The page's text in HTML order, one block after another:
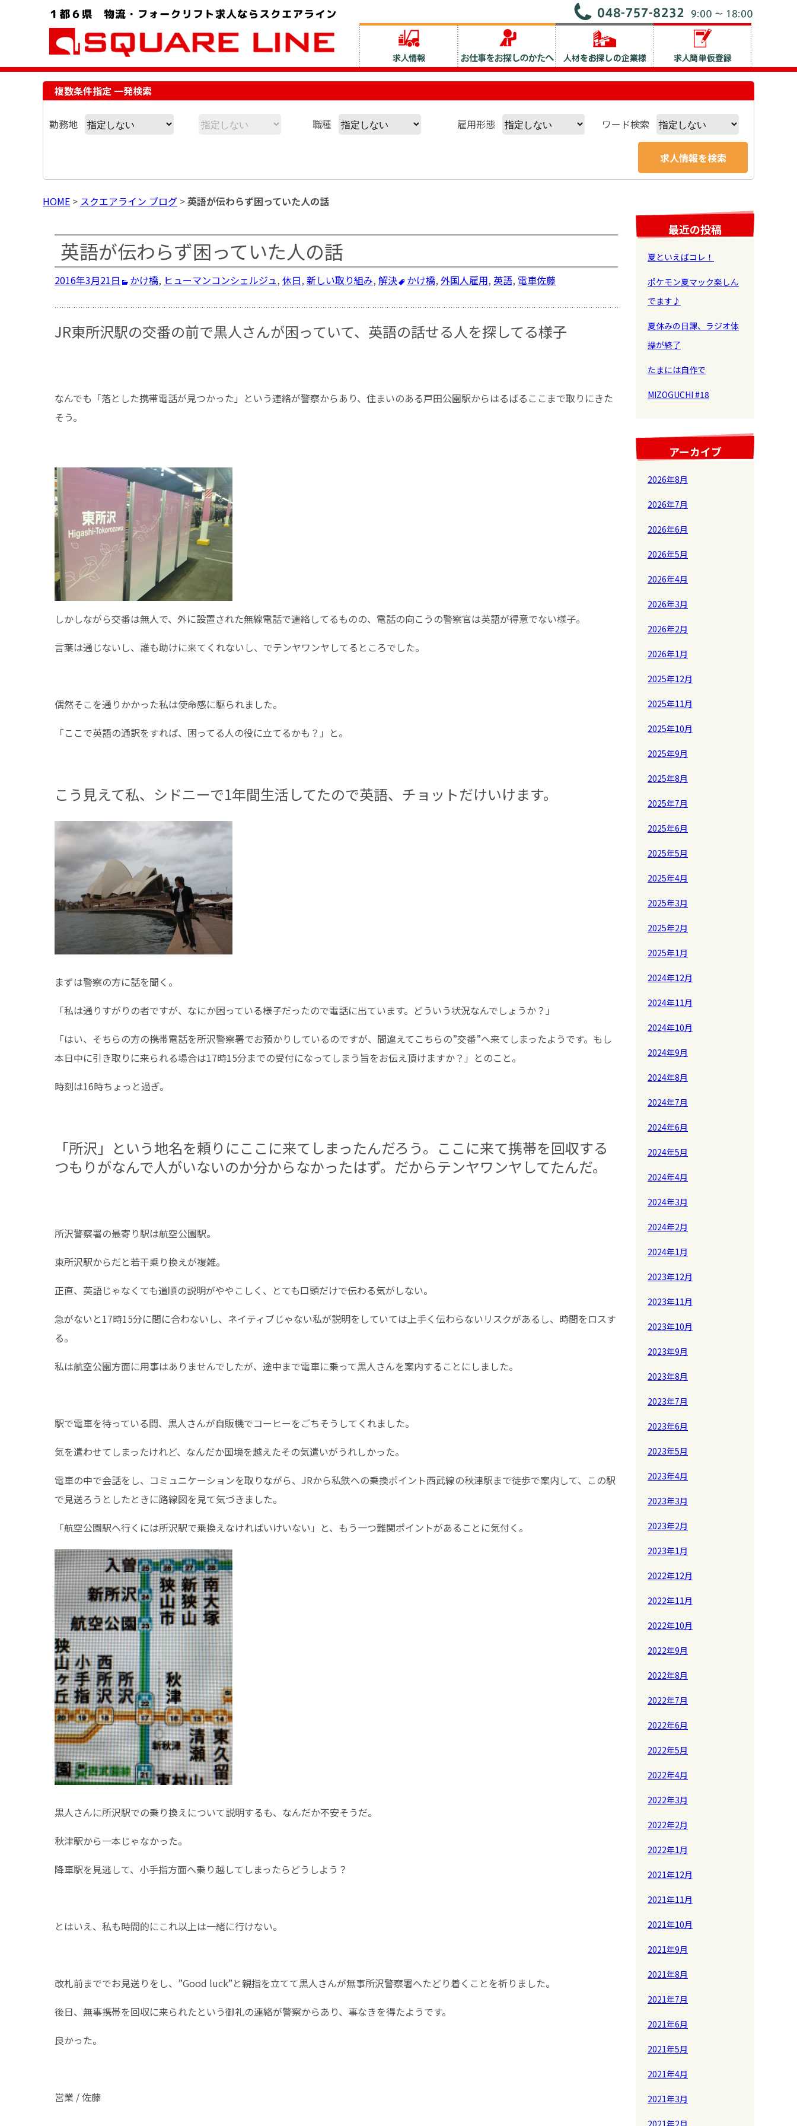
お問い合わせ電話番号：048-757-8232 受付時間 9:00 ～ 18:00
複数条件指定 一発検索
勤務地 職種 雇用形態 ワード検索
HOME > スクエアライン ブログ >英語が伝わらず困っていた人の話
英語が伝わらず困っていた人の話
2016年3月21日 かけ橋, ヒューマンコンシェルジュ, 休日, 新しい取り組み, 解決 かけ橋, 外国人雇用, 英語, 電車佐藤
JR東所沢駅の交番の前で黒人さんが困っていて、英語の話せる人を探してる様子
なんでも「落とした携帯電話が見つかった」という連絡が警察からあり、住まいのある戸田公園駅からはるばるここまで取りにきた
そう。
しかしながら交番は無人で、外に設置された無線電話で連絡してるものの、電話の向こうの警察官は英語が得意でない様子。
言葉は通じないし、誰も助けに来てくれないし、でテンヤワンヤしてるところでした。
偶然そこを通りかかった私は使命感に駆られました。
「ここで英語の通訳をすれば、困ってる人の役に立てるかも？」と。
こう見えて私、シドニーで1年間生活してたので英語、チョットだけいけます。
まずは警察の方に話を聞く。
「私は通りすがりの者ですが、なにか困っている様子だったので電話に出ています。どういう状況なんでしょうか？」
「はい、そちらの方の携帯電話を所沢警察署でお預かりしているのですが、間違えてこちらの”交番”へ来てしまったようです。もし
本日中に引き取りに来られる場合は17時15分までの受付になってしまう旨をお伝え頂けますか？」とのこと。
時刻は16時ちょっと過ぎ。
「所沢」という地名を頼りにここに来てしまったんだろう。ここに来て携帯を回収する
つもりがなんで人がいないのか分からなかったはず。だからテンヤワンヤしてたんだ。
所沢警察署の最寄り駅は航空公園駅。
東所沢駅からだと若干乗り換えが複雑。
正直、英語じゃなくても道順の説明がややこしく、とても口頭だけで伝わる気がしない。
急がないと17時15分に間に合わないし、ネイティブじゃない私が説明をしていては上手く伝わらないリスクがあるし、時間をロスす
る。
私は航空公園方面に用事はありませんでしたが、途中まで電車に乗って黒人さんを案内することにしました。
駅で電車を待っている間、黒人さんが自販機でコーヒーをごちそうしてくれました。
気を遣わせてしまったけれど、なんだか国境を越えたその気遣いがうれしかった。
電車の中で会話をし、コミュニケーションを取りながら、JRから私鉄への乗換ポイント西武線の秋津駅まで徒歩で案内して、この駅
で見送ろうとしたときに路線図を見て気づきました。
「航空公園駅ヘ行くには所沢駅で乗換えなければいけいない」と、もう一つ難関ポイントがあることに気付く。
黒人さんに所沢駅での乗り換えについて説明するも、なんだか不安そうだ。
秋津駅から一本じゃなかった。
降車駅を見逃して、小手指方面へ乗り越してしまったらどうしよう？
とはいえ、私も時間的にこれ以上は一緒に行けない。
改札前まででお見送りをし、”Good luck”と親指を立てて黒人さんが無事所沢警察署へたどり着くことを祈りました。
後日、無事携帯を回収に来られたという御礼の連絡が警察からあり、事なきを得たようです。
良かった。
営業 / 佐藤
最近の投稿
夏といえばコレ！
ポケモン夏マック楽しん
でます♪
夏休みの日課、ラジオ体
操が終了
たまには自作で
MIZOGUCHI #18
アーカイブ
2026年8月
2026年7月
2026年6月
2026年5月
2026年4月
2026年3月
2026年2月
2026年1月
2025年12月
2025年11月
2025年10月
2025年9月
2025年8月
2025年7月
2025年6月
2025年5月
2025年4月
2025年3月
2025年2月
2025年1月
2024年12月
2024年11月
2024年10月
2024年9月
2024年8月
2024年7月
2024年6月
2024年5月
2024年4月
2024年3月
2024年2月
2024年1月
2023年12月
2023年11月
2023年10月
2023年9月
2023年8月
2023年7月
2023年6月
2023年5月
2023年4月
2023年3月
2023年2月
2023年1月
2022年12月
2022年11月
2022年10月
2022年9月
2022年8月
2022年7月
2022年6月
2022年5月
2022年4月
2022年3月
2022年2月
2022年1月
2021年12月
2021年11月
2021年10月
2021年9月
2021年8月
2021年7月
2021年6月
2021年5月
2021年4月
2021年3月
2021年2月